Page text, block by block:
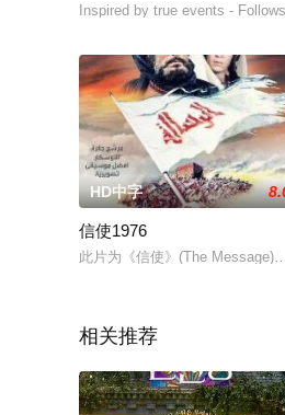
Inspired by true events -
HD中字
信使1976
此片为《信使》(The Message)
相关推荐